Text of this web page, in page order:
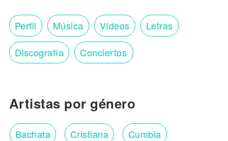
Perfil Música Vídeos Letras
Discografía Conciertos
Artistas por género
Bachata Cristiana Cumbia